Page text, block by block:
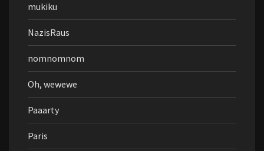
mukiku
NazisRaus
nomnomnom
Oh, wewewe
Paaarty
Paris